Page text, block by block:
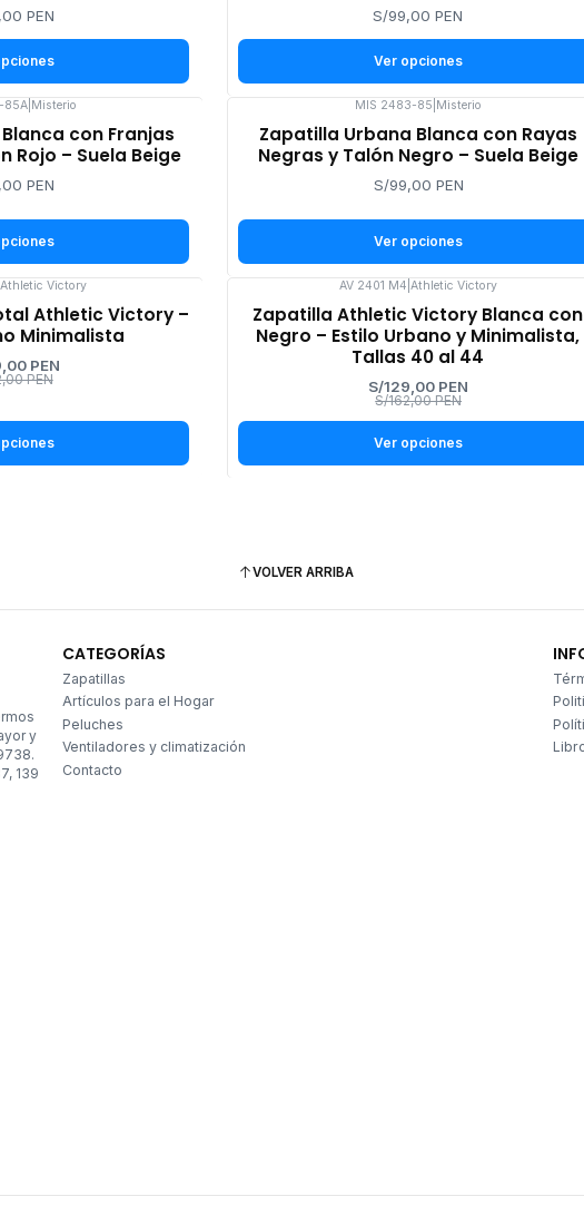
PEN S/99,00 PEN
Ver opciones
85A Misterio
con Franjas
Rojo – Suela Beige
PEN
MIS 2483-85 Misterio
Zapatilla Urbana Blanca con Rayas
Negras y Talón Negro – Suela Beige
S/99,00 PEN
Ver opciones
|Athletic Victory
Athletic Victory –
Minimalista
PEN
PEN
-20%
OFF
AV 2401 M4 |Athletic Victory
Zapatilla Athletic Victory Blanca con
Negro – Estilo Urbano y Minimalista,
Tallas 40 al 44
S/129,00 PEN
S/162,00 PEN
Ver opciones
VOLVER ARRIBA
y
139
CATEGORÍAS
Zapatillas
Artículos para el Hogar
Peluches
Ventiladores y climatización
Contacto